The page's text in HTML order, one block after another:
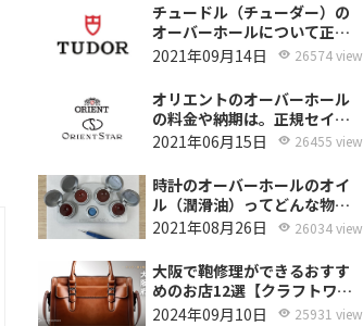
チュードル（チューダー）の
オーバーホールについて正規
サービスと腕時計修理専門店
どっち？
2021年09月14日 26574 view
オリエントのオーバーホール
の料金や納期は。正規セイコ
ーエプソンと修理専門店の比
2021年06月15日 26455 view
時計のオーバーホールのオイ
ル（潤滑油）ってどんな物を
使ってるの？
2021年08月26日 26034 view
大阪で鞄修理ができるおすす
めのお店12選【クラフトワー
カーズ調査・2026年8月】
2024年09月10日 25931 view